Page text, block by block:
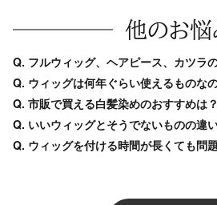
他のお悩
Q. フルウィッグ、ヘアピース、カツラ
Q. ウィッグは何年ぐらい使えるものな
Q. 市販で買える白髪染めのおすすめは？
Q. いいウィッグとそうでないものの違
Q. ウィッグを付ける時間が長くても問